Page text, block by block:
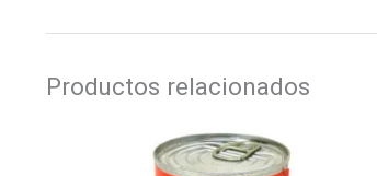
Productos relacionados